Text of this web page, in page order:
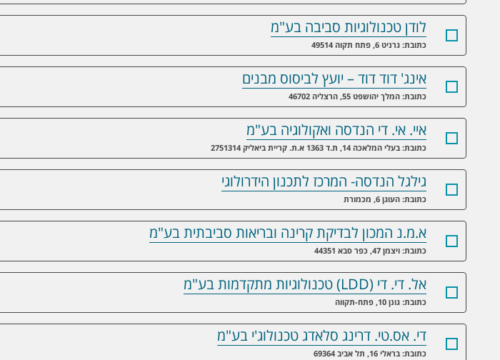
לודן טכנולוגיות סביבה בע"מ
כתובת: גרניט 6, פתח תקוה 49514
אינג' דוד דוד – יועץ לביסוס מבנים
כתובת: המלך יהושפט 55, הרצליה 46702
איי. אי. די הנדסה ואקולוגיה בע"מ
כתובת: בעלי המלאכה 14, ת.ד 1363 א.ת. קריית ביאליק 2751314
גילגל הנדסה- המרכז לתכנון הידרולוגי
כתובת: העוגן 6, מכמורת
א.מ.נ המכון לבדיקת קרינה ובריאות סביבתית בע"מ
כתובת: ויצמן 47, כפר סבא 44351
אל. די. די (LDD) טכנולוגיות מתקדמות בע"מ
כתובת: גונן 10, פתח-תקווה
די. אס.טי. דרינג סלאדג טכנולוג'י בע"מ
כתובת: בראלי 16, תל אביב 69364